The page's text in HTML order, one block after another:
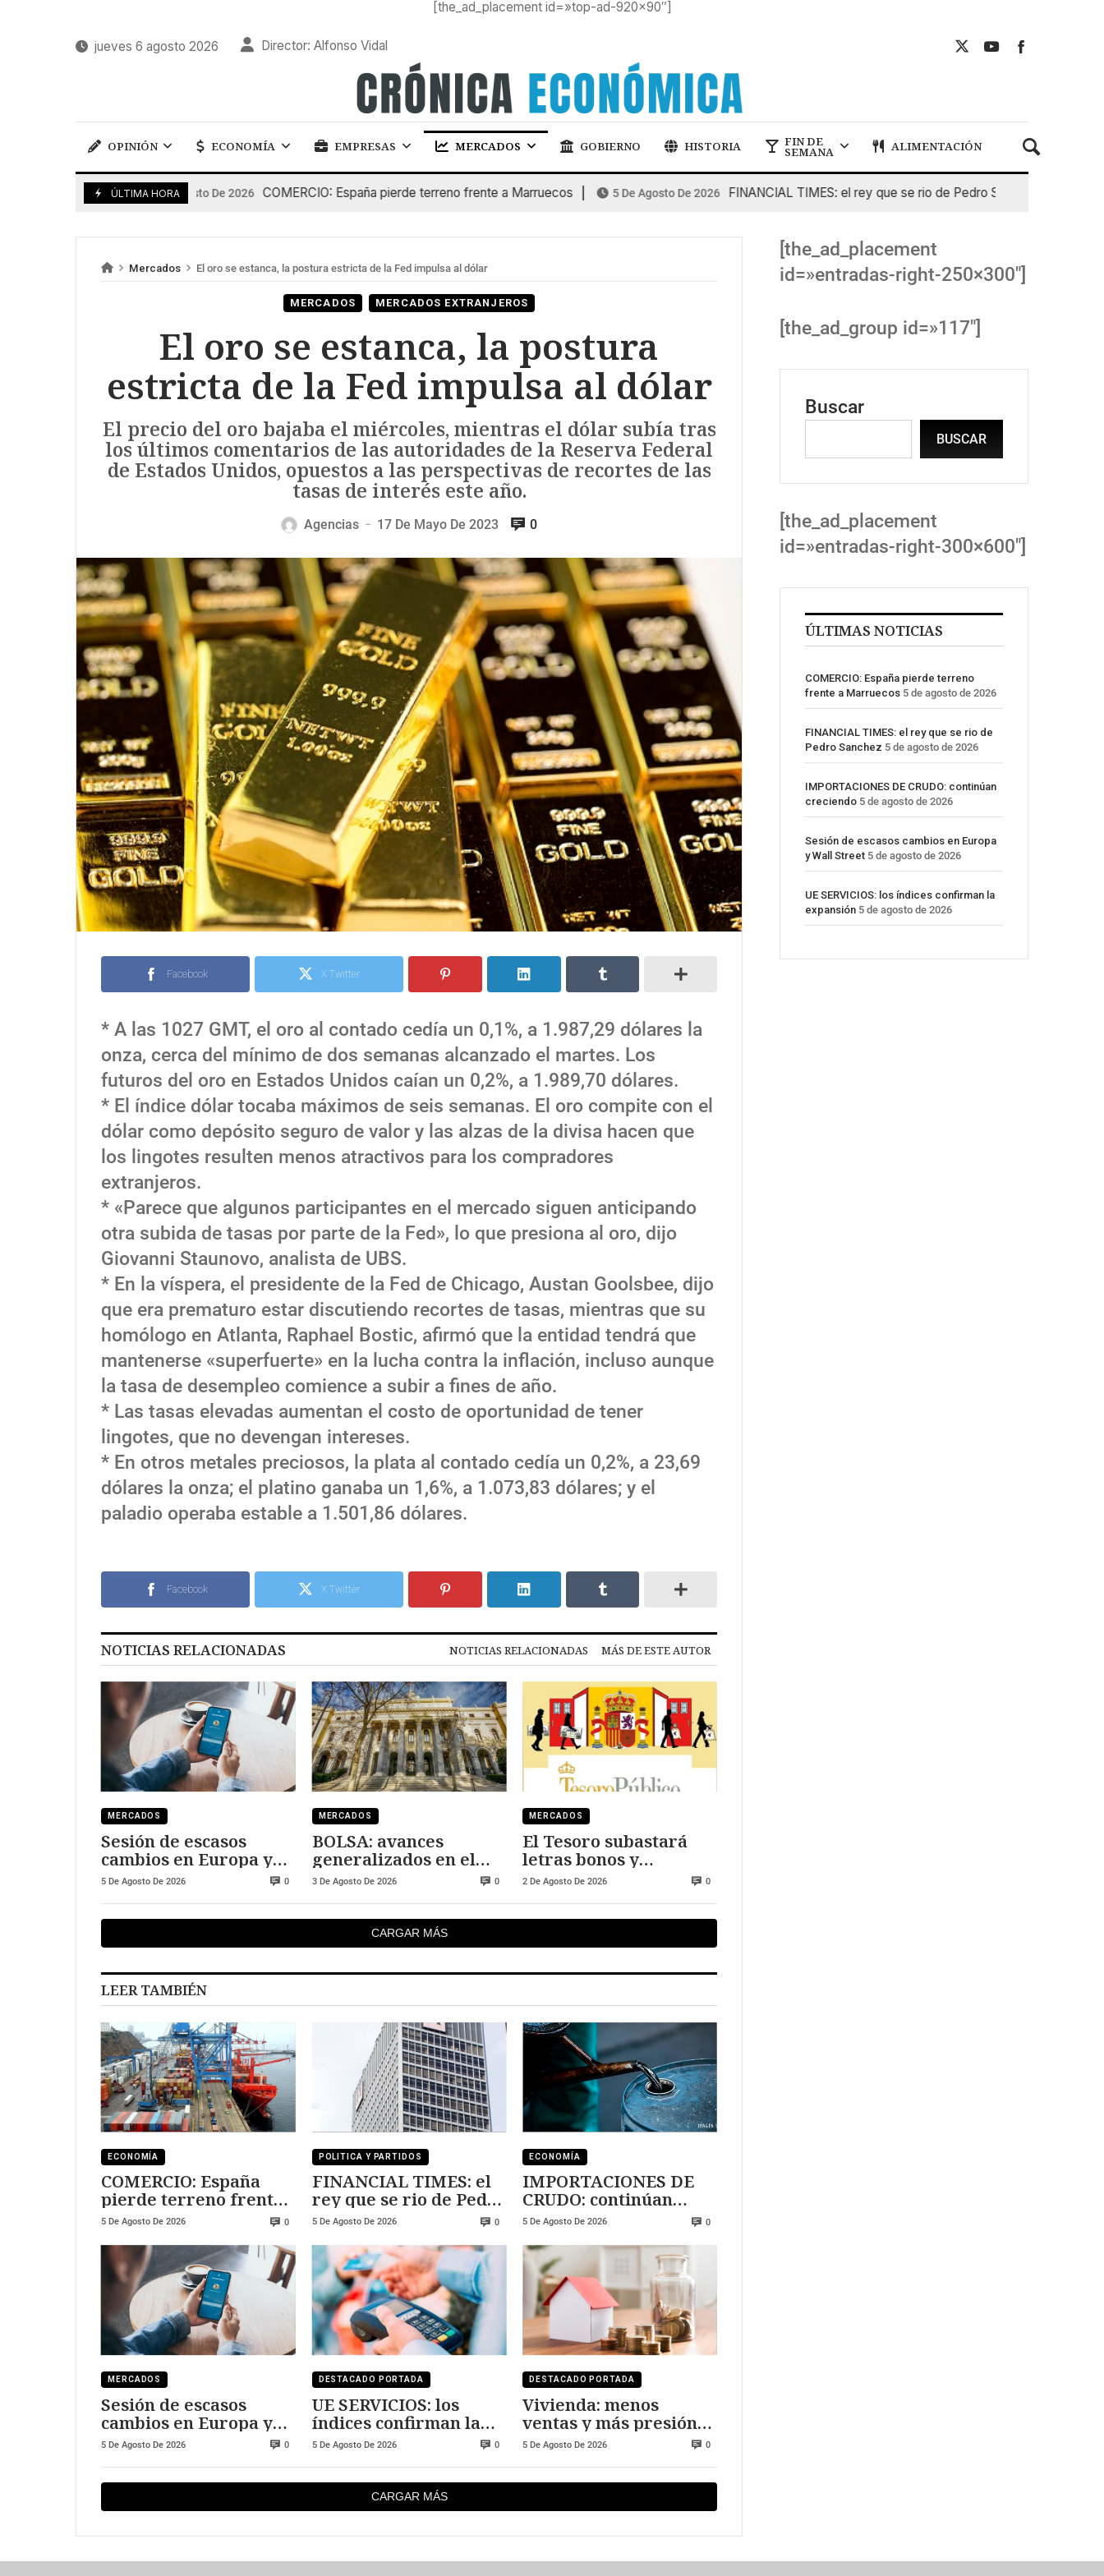
[the_ad_placement id=»top-ad-920×90″]
jueves 6 agosto 2026 Director: Alfonso Vidal
OPINIÓN ECONOMÍA EMPRESAS MERCADOS GOBIERNO HISTORIA FIN DE
SEMANA ALIMENTACIÓN
ÚLTIMA HORA
5 De Agosto De 2026 COMERCIO: España pierde terreno frente a Marruecos 5 De Agosto De 2026 FINANCIAL TIMES: el rey que se rio de Pedro Sanchez
Mercados El oro se estanca, la postura estricta de la Fed impulsa al dólar
MERCADOS MERCADOS EXTRANJEROS
El oro se estanca, la postura
estricta de la Fed impulsa al dólar
El precio del oro bajaba el miércoles, mientras el dólar subía tras
los últimos comentarios de las autoridades de la Reserva Federal
de Estados Unidos, opuestos a las perspectivas de recortes de las
tasas de interés este año.
Agencias — 17 De Mayo De 2023 0
Facebook X Twitter
* A las 1027 GMT, el oro al contado cedía un 0,1%, a 1.987,29 dólares la
onza, cerca del mínimo de dos semanas alcanzado el martes. Los
futuros del oro en Estados Unidos caían un 0,2%, a 1.989,70 dólares.
* El índice dólar tocaba máximos de seis semanas. El oro compite con el
dólar como depósito seguro de valor y las alzas de la divisa hacen que
los lingotes resulten menos atractivos para los compradores
extranjeros.
* «Parece que algunos participantes en el mercado siguen anticipando
otra subida de tasas por parte de la Fed», lo que presiona al oro, dijo
Giovanni Staunovo, analista de UBS.
* En la víspera, el presidente de la Fed de Chicago, Austan Goolsbee, dijo
que era prematuro estar discutiendo recortes de tasas, mientras que su
homólogo en Atlanta, Raphael Bostic, afirmó que la entidad tendrá que
mantenerse «superfuerte» en la lucha contra la inflación, incluso aunque
la tasa de desempleo comience a subir a fines de año.
* Las tasas elevadas aumentan el costo de oportunidad de tener
lingotes, que no devengan intereses.
* En otros metales preciosos, la plata al contado cedía un 0,2%, a 23,69
dólares la onza; el platino ganaba un 1,6%, a 1.073,83 dólares; y el
paladio operaba estable a 1.501,86 dólares.
Facebook X Twitter
NOTICIAS RELACIONADAS NOTICIAS RELACIONADAS MÁS DE ESTE AUTOR
MERCADOS
Sesión de escasos
cambios en Europa y
Wall Street
5 De Agosto De 2026 0
MERCADOS
BOLSA: avances
generalizados en el
arranque de agosto
3 De Agosto De 2026 0
MERCADOS
El Tesoro subastará
letras bonos y
obligaciones esta
2 De Agosto De 2026 0
CARGAR MÁS
LEER TAMBIÉN
ECONOMÍA
COMERCIO: España
pierde terreno frente
a Marruecos
5 De Agosto De 2026 0
POLITICA Y PARTIDOS
FINANCIAL TIMES: el
rey que se rio de Pedro
Sanchez
5 De Agosto De 2026 0
ECONOMÍA
IMPORTACIONES DE
CRUDO: continúan
creciendo
5 De Agosto De 2026 0
MERCADOS
Sesión de escasos
cambios en Europa y
Wall Street
5 De Agosto De 2026 0
DESTACADO PORTADA
UE SERVICIOS: los
índices confirman la
expansión
5 De Agosto De 2026 0
DESTACADO PORTADA
Vivienda: menos
ventas y más presión
sobre los precios
5 De Agosto De 2026 0
CARGAR MÁS
[the_ad_placement
id=»entradas-right-250×300″]
[the_ad_group id=»117″]
Buscar
BUSCAR
[the_ad_placement
id=»entradas-right-300×600″]
ÚLTIMAS NOTICIAS
COMERCIO: España pierde terreno
frente a Marruecos 5 de agosto de 2026
FINANCIAL TIMES: el rey que se rio de
Pedro Sanchez 5 de agosto de 2026
IMPORTACIONES DE CRUDO: continúan
creciendo 5 de agosto de 2026
Sesión de escasos cambios en Europa
y Wall Street 5 de agosto de 2026
UE SERVICIOS: los índices confirman la
expansión 5 de agosto de 2026